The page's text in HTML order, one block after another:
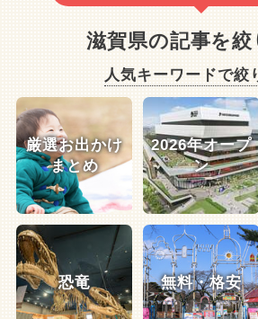
滋賀県の記事を絞
人気キーワードで絞
厳選お出かけ
まとめ
2026年オープ
ン
恐竜 無料・格安